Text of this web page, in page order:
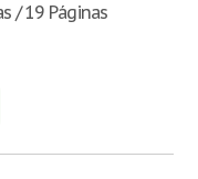
/ 19 Páginas